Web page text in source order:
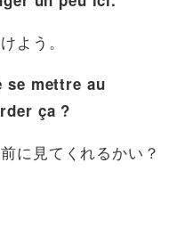
よう。
se mettre au
ça ?
に見てくれるかい？